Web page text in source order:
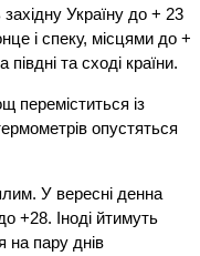
Україну до + 23
і спеку, місцями до +
та сході країни.
переміститься із
опустяться
У вересні денна
+28. Іноді йтимуть
на пару днів